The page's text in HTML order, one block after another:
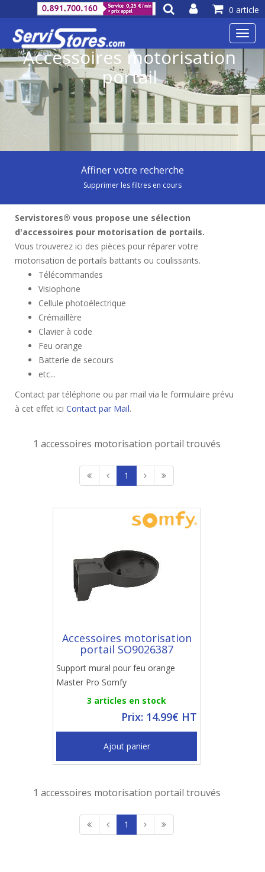
0 article
Accessoires motorisation
portail
Affiner votre recherche
Supprimer les filtres en cours
Servistores® vous propose une sélection
d'accessoires pour motorisation de portails.
Vous trouverez ici des pièces pour réparer votre
motorisation de portails battants ou coulissants.
Télécommandes
Visiophone
Cellule photoélectrique
Crémaillère
Clavier à code
Feu orange
Batterie de secours
etc...
Contact par téléphone ou par mail via le formulaire prévu
à cet effet ici Contact par Mail.
1 accessoires motorisation portail trouvés
1
Accessoires motorisation
portail SO9026387
Support mural pour feu orange
Master Pro Somfy
3 articles en stock
Prix: 14.99€ HT
Ajout panier
1 accessoires motorisation portail trouvés
1